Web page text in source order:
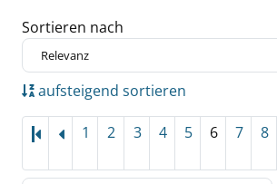
Sortieren nach
aufsteigend sortieren
1 2 3 4 5 6 7 8